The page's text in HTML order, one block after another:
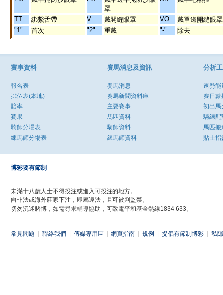
罩
TT : 綁繫舌帶 V : 戴開縫眼罩 VO : 戴單邊開縫眼罩
"1" :
首次 "2" : 重戴 "-" : 除去
賽事資料
報名表
排位表(本地)
賠率
賽果
騎師分場表
練馬師分場表
賽馬消息及資訊
賽馬消息
賽馬新聞資料庫
主要賽事
馬匹資料
騎師資料
練馬師資料
分析
速勢能
賽日數
初出馬
騎練配
馬匹搬
貼士指
博彩要有節制
未滿十八歲人士不得投注或進入可投注的地方。
向非法或海外莊家下注，即屬違法，且可被判監禁。
切勿沉迷賭博，如需尋求輔導協助，可致電平和基金熱線1834 633。
常見問題 聯絡我們 傳媒專用區 網頁指南 規例 提倡有節制博彩 私